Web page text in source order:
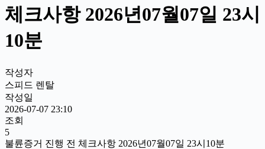
체크사항 2026년07월07일 23시
10분
작성자
스피드 렌탈
작성일
2026-07-07 23:10
조회
5
불륜증거 진행 전 체크사항 2026년07월07일 23시10분